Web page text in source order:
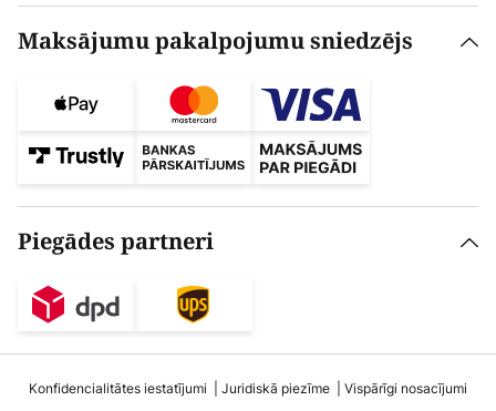
Maksājumu pakalpojumu sniedzējs
Piegādes partneri
Konfidencialitātes iestatījumi Juridiskā piezīme Vispārīgi nosacījumi